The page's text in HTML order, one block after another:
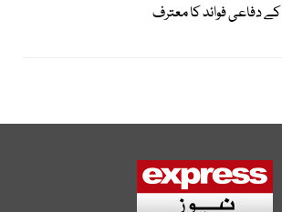
کے دفاعی فوائد کا معترف